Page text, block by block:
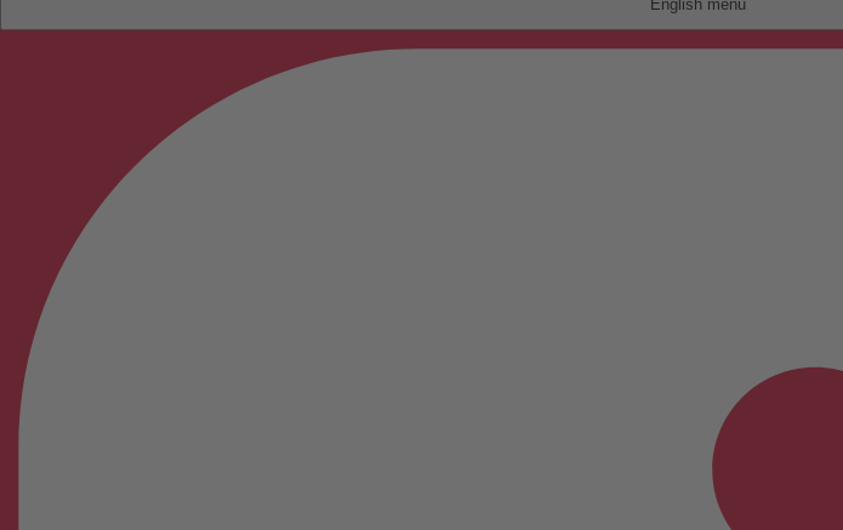
English